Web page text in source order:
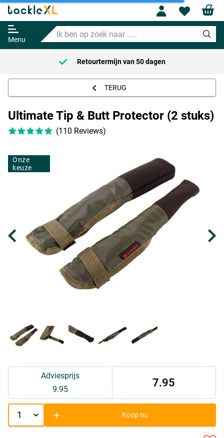
Menu
Ik
ben
op
zoek
naar
Profile
Ultimate Tip & Butt Protector (2
stuks)
Adviesprijs
9.95
7.95
Retourtermijn van 50 dagen
TERUG
Ultimate Tip & Butt Protector (2 stuks)
(110 Reviews)
Onze
keuze
Adviesprijs
9.95
7.95
+ Koop nu